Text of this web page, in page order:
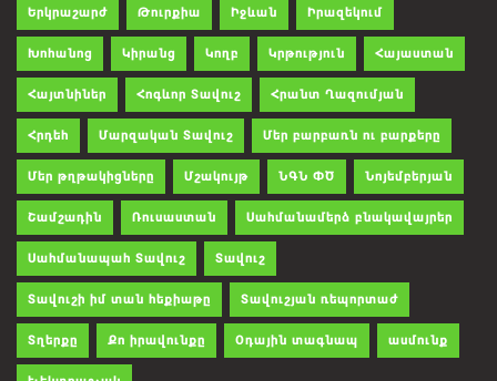
Երկրաշարժ Թուրքիա Իջևան Իրազեկում
Խոհանոց Կիրանց Կողբ Կրթություն Հայաստան
Հայտնիներ Հոգևոր Տավուշ Հրանտ Ղազումյան
Հրդեհ Մարզական Տավուշ Մեր բարբառն ու բարքերը
Մեր թղթակիցները Մշակույթ ՆԳՆ ՓԾ Նոյեմբերյան
Շամշադին Ռուսաստան Սահմանամերձ բնակավայրեր
Սահմանապահ Տավուշ Տավուշ
Տավուշի իմ տան հեքիաթը Տավուշյան ռեպորտաժ
Տղերքը Քո իրավունքը Օդային տագնապ ասմունք